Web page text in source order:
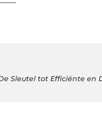
Sleutel tot Efficiënte en